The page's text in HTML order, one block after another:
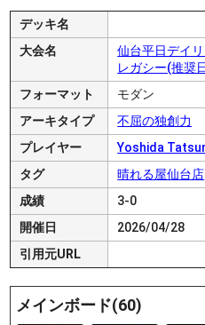
デッキ名
大会名
仙台平日デイ
レガシー(推奨
フォーマット
モダン
アーキタイプ
不屈の独創力
プレイヤー
Yoshida
タグ
晴れる屋仙台店
成績
3-0
開催日
2026/04/28
引用元URL
メインボード(60)